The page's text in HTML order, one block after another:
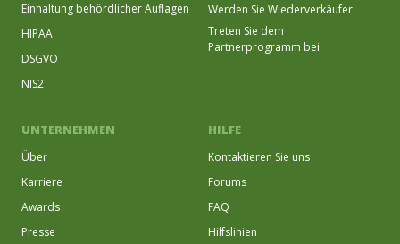
Einhaltung behördlicher Auflagen
HIPAA
DSGVO
NIS2
Werden Sie Wiederverkäufer
Treten Sie dem
Partnerprogramm bei
UNTERNEHMEN
Über
Karriere
Awards
Presse
HILFE
Kontaktieren Sie uns
Forums
FAQ
Hilfslinien